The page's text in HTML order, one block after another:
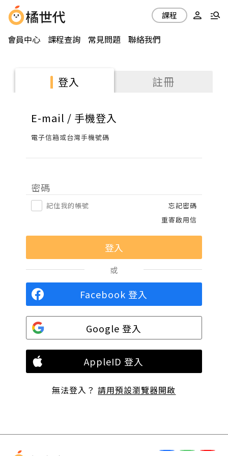
會員中心 課程查詢 常見問題 聯絡我們
課程
登入 註冊
E-mail / 手機登入
電子信箱或台灣手機號碼
密碼
記住我的帳號
忘記密碼
重寄啟用信
或
Facebook 登入
Google 登入
AppleID 登入
無法登入？請用預設瀏覽器開啟